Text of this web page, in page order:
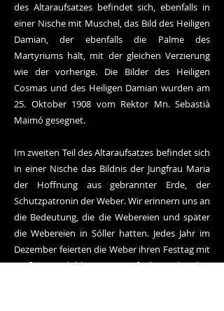
des Altaraufsatzes befindet sich, ebenfalls in
einer Nische mit Muschel, das Bild des Heiligen
Damian, der ebenfalls die Palme des
Martyriums hält, mit der gleichen Verzierung
wie der vorherige. Die Bilder des Heiligen
Cosmas und des Heiligen Damian wurden am
25. Oktober 1908 vom Rektor Mn. Sebastià
Maimó gesegnet.
Im zweiten Teil des Altaraufsatzes befindet sich
in einer Nische das Bildnis der Jungfrau Maria
der Hoffnung aus gebrannter Erde, der
Schutzpatronin der Weber. Wir erinnern uns an
die Bedeutung, die die Webereien und später
die Webereien in Sóller hatten. Jedes Jahr im
Dezember feierten die Weber ihren Festtag mit
großer Feierlichkeit. Die Zunft der Weber hat